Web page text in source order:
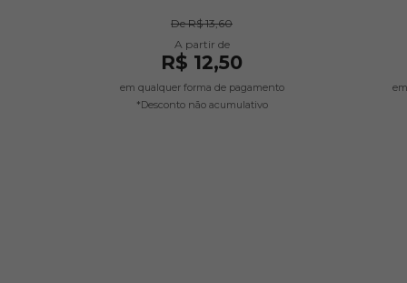
DeR$ 13,60
R$ 12,50
em qualquer forma de pagamento
*Desconto não acumulativo